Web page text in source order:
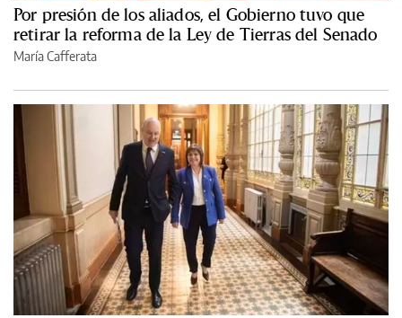
Por presión de los aliados, el Gobierno tuvo que
retirar la reforma de la Ley de Tierras del Senado
María Cafferata